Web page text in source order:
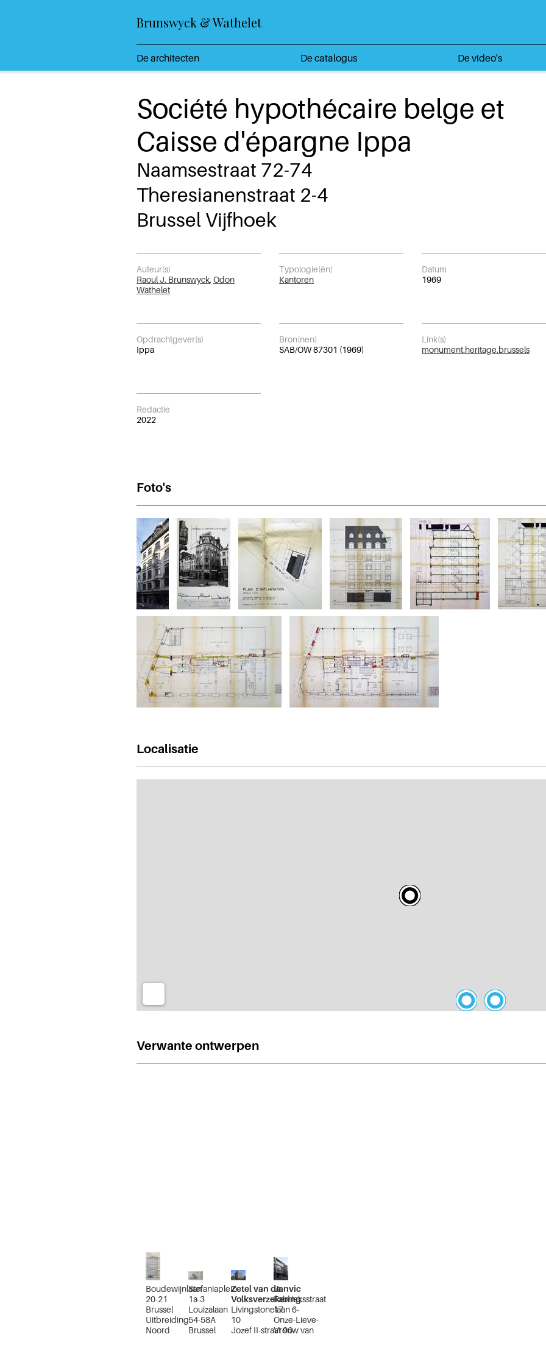
Brunswyck & Wathelet
De architecten De catalogus De video's
Société hypothécaire belge et
Caisse d'épargne Ippa
Naamsestraat 72-74
Theresianenstraat 2-4
Brussel Vijfhoek
Auteur(s)
Raoul J. Brunswyck Odon
Wathelet
Typologie(ën)
Kantoren
Datum
1969
Opdrachtgever(s)
Ippa
Bron(nen)
SAB/OW 87301 (1969)
Link(s)
monument.heritage.brussels
Redactie
2022
Foto's
Localisatie
Verwante ontwerpen
Boudewijnlaan
20-21
Brussel
Uitbreiding
Noord
Stefaniaplein
1a-3
Louizalaan
54-58A
Brussel
Zetel van de
Volksverzekering
Livingstonelaan 6-
10
Jozef II-straat 96-
Janvic
Fabrieksstraat
17
Onze-Lieve-
Vrouw van